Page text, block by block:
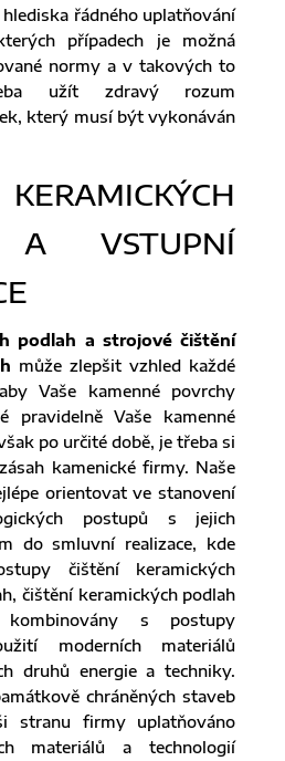
řádného uplatňování
případech je možná
normy a v takových to
užít zdravý rozum
který musí být vykonáván
A VSTUPNÍ
podlah a strojové čištění
může zlepšit vzhled každé
Vaše kamenné povrchy
pravidelně Vaše kamenné
po určité době, je třeba si
kamenické firmy. Naše
orientovat ve stanovení
postupů s jejich
do smluvní realizace, kde
čištění keramických
čištění keramických podlah
s postupy
moderních materiálů
druhů energie a techniky.
chráněných staveb
stranu firmy uplatňováno
materiálů a technologií